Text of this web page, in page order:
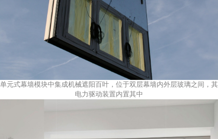
单元式幕墙模块中集成机械遮阳百叶，位于双层幕墙内外层玻璃之间，其
电力驱动装置内置其中